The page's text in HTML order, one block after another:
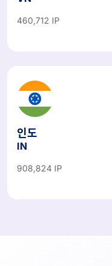
460,712 IP
인도
IN
908,824 IP